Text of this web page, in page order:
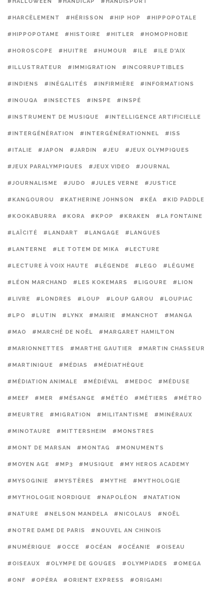
#HARCÈLEMENT #HÉRISSON #HIP HOP #HIPPOPOTALE
#HIPPOPOTAME #HISTOIRE #HITLER #HOMOPHOBIE
#HOROSCOPE #HUITRE #HUMOUR #ILE #ILE D'AIX
#ILLUSTRATEUR #IMMIGRATION #INCORRUPTIBLES
#INDIENS #INÉGALITÉS #INFIRMIÈRE #INFORMATIONS
#INOUQA #INSECTES #INSPE #INSPÉ
#INSTRUMENT DE MUSIQUE #INTELLIGENCE ARTIFICIELLE
#INTERGÉNÉRATION #INTERGÉNÉRATIONNEL #ISS
#ITALIE #JAPON #JARDIN #JEU #JEUX OLYMPIQUES
#JEUX PARALYMPIQUES #JEUX VIDEO #JOURNAL
#JOURNALISME #JUDO #JULES VERNE #JUSTICE
#KANGOUROU #KATHERINE JOHNSON #KÉA #KID PADDLE
#KOOKABURRA #KORA #KPOP #KRAKEN #LA FONTAINE
#LAÏCITÉ #LANDART #LANGAGE #LANGUES
#LANTERNE #LE TOTEM DE MIKA #LECTURE
#LECTURE À VOIX HAUTE #LÉGENDE #LEGO #LÉGUME
#LÉON MARCHAND #LES KOKEMARS #LIGOURE #LION
#LIVRE #LONDRES #LOUP #LOUP GAROU #LOUPIAC
#LPO #LUTIN #LYNX #MAIRIE #MANCHOT #MANGA
#MAO #MARCHÉ DE NOËL #MARGARET HAMILTON
#MARIONNETTES #MARTHE GAUTIER #MARTIN CHASSEUR
#MARTINIQUE #MÉDIAS #MÉDIATHÈQUE
#MÉDIATION ANIMALE #MÉDIÉVAL #MEDOC #MÉDUSE
#MEEF #MER #MÉSANGE #MÉTÉO #MÉTIERS #MÉTRO
#MEURTRE #MIGRATION #MILITANTISME #MINÉRAUX
#MINOTAURE #MITTERSHEIM #MONSTRES
#MONT DE MARSAN #MONTAG #MONUMENTS
#MOYEN AGE #MP3 #MUSIQUE #MY HEROS ACADEMY
#MYSOGINIE #MYSTÈRES #MYTHE #MYTHOLOGIE
#MYTHOLOGIE NORDIQUE #NAPOLÉON #NATATION
#NATURE #NELSON MANDELA #NICOLAUS #NOËL
#NOTRE DAME DE PARIS #NOUVEL AN CHINOIS
#NUMÉRIQUE #OCCE #OCÉAN #OCÉANIE #OISEAU
#OISEAUX #OLYMPE DE GOUGES #OLYMPIADES #OMEGA
#ONF #OPÉRA #ORIENT EXPRESS #ORIGAMI